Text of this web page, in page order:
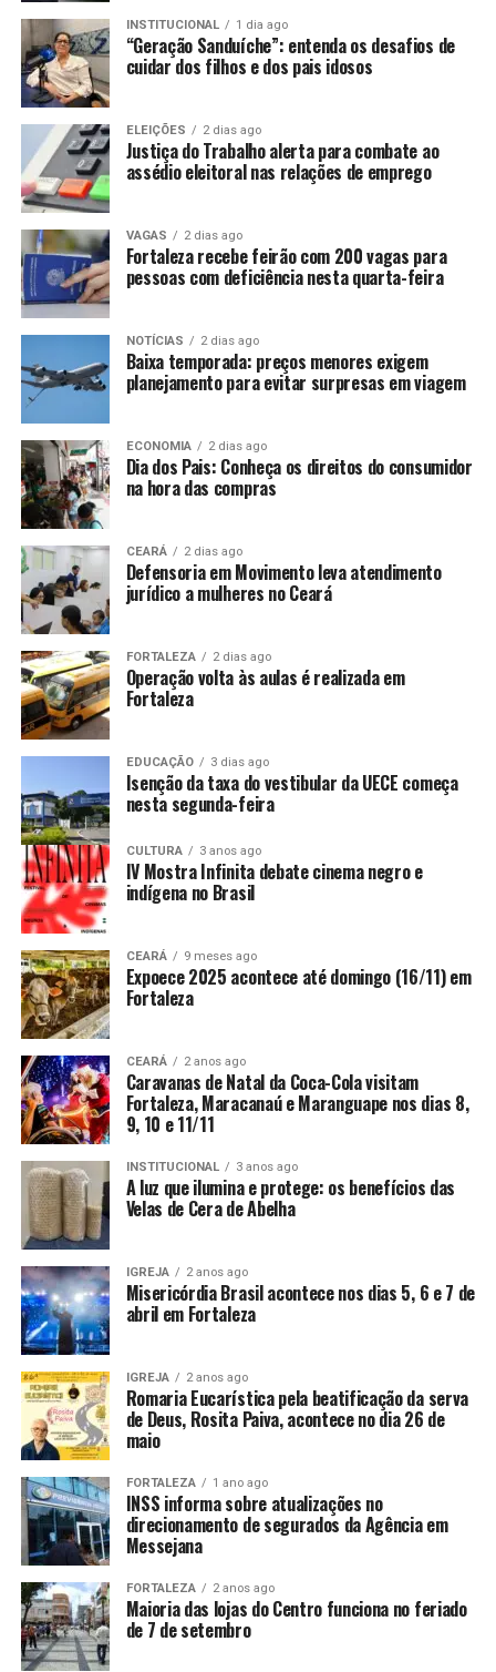
INSTITUCIONAL 1 dia ago
“Geração Sanduíche”: entenda os desafios de
cuidar dos filhos e dos pais idosos
ELEIÇÕES 2 dias ago
Justiça do Trabalho alerta para combate ao
assédio eleitoral nas relações de emprego
VAGAS 2 dias ago
Fortaleza recebe feirão com 200 vagas para
pessoas com deficiência nesta quarta-feira
NOTÍCIAS 2 dias ago
Baixa temporada: preços menores exigem
planejamento para evitar surpresas em viagem
ECONOMIA 2 dias ago
Dia dos Pais: Conheça os direitos do consumidor
na hora das compras
CEARÁ 2 dias ago
Defensoria em Movimento leva atendimento
jurídico a mulheres no Ceará
FORTALEZA 2 dias ago
Operação volta às aulas é realizada em
Fortaleza
EDUCAÇÃO 3 dias ago
Isenção da taxa do vestibular da UECE começa
nesta segunda-feira
CULTURA 3 anos ago
IV Mostra Infinita debate cinema negro e
indígena no Brasil
CEARÁ 9 meses ago
Expoece 2025 acontece até domingo (16/11) em
Fortaleza
CEARÁ 2 anos ago
Caravanas de Natal da Coca-Cola visitam
Fortaleza, Maracanaú e Maranguape nos dias 8,
9, 10 e 11/11
INSTITUCIONAL 3 anos ago
A luz que ilumina e protege: os benefícios das
Velas de Cera de Abelha
IGREJA 2 anos ago
Misericórdia Brasil acontece nos dias 5, 6 e 7 de
abril em Fortaleza
IGREJA 2 anos ago
Romaria Eucarística pela beatificação da serva
de Deus, Rosita Paiva, acontece no dia 26 de
maio
FORTALEZA 1 ano ago
INSS informa sobre atualizações no
direcionamento de segurados da Agência em
Messejana
FORTALEZA 2 anos ago
Maioria das lojas do Centro funciona no feriado
de 7 de setembro